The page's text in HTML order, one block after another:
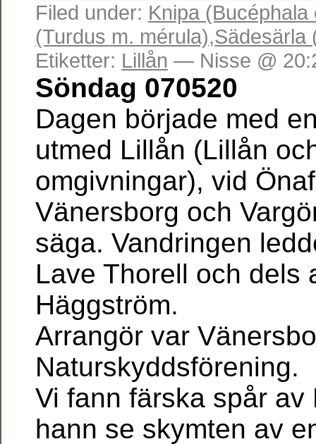
Filed under: Knipa (Bucéphala
(Turdus m. mérula),Sädesärla
Etiketter: Lillån — Nisse @
Söndag 070520
Dagen började med
utmed Lillån (Lillån
omgivningar), vid
Vänersborg och
säga. Vandringen
Lave Thorell och dels
Häggström.
Arrangör var
Naturskyddsförening.
Vi fann färska spår av
hann se skymten av